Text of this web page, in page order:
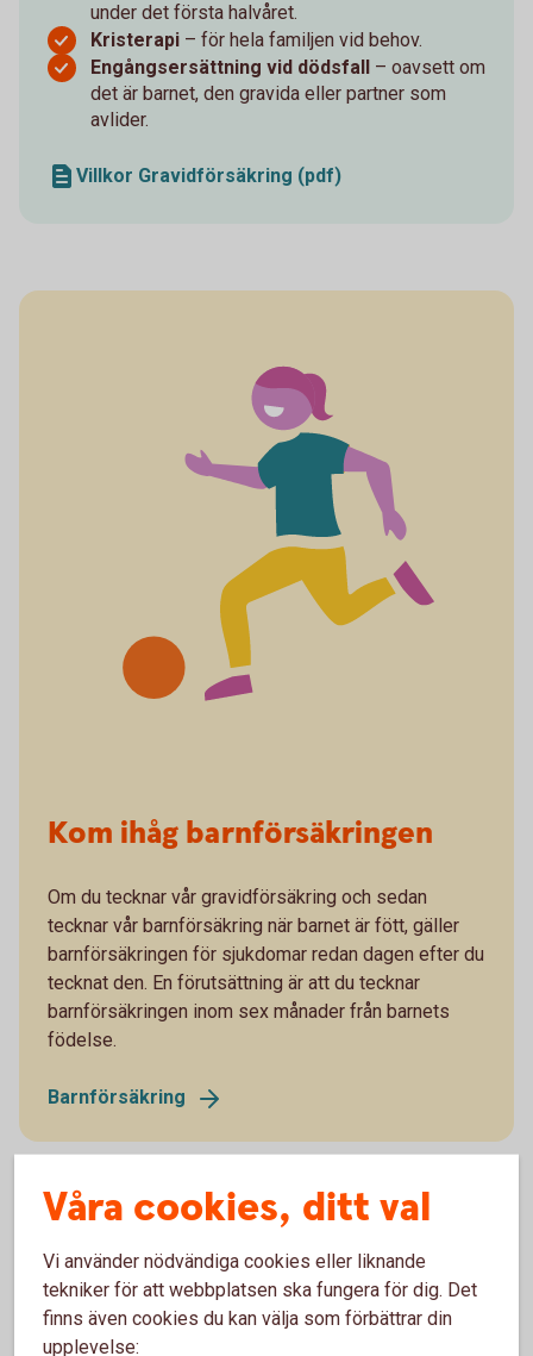
under det första halvåret.
Kristerapi – för hela familjen vid behov.
Engångsersättning vid dödsfall – oavsett om
det är barnet, den gravida eller partner som
avlider.
Villkor Gravidförsäkring (pdf)
Kom ihåg barnförsäkringen
Om du tecknar vår gravidförsäkring och sedan
tecknar vår barnförsäkring när barnet är fött, gäller
barnförsäkringen för sjukdomar redan dagen efter du
tecknat den. En förutsättning är att du tecknar
barnförsäkringen inom sex månader från barnets
födelse.
Barnförsäkring
Produktfakta
Våra cookies, ditt val
Vi använder nödvändiga cookies eller liknande
tekniker för att webbplatsen ska fungera för dig. Det
finns även cookies du kan välja som förbättrar din
upplevelse: